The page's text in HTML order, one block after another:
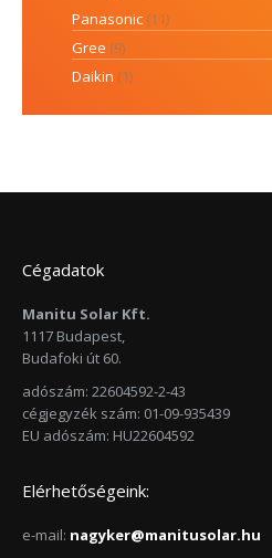
Panasonic (11)
Gree (9)
Daikin (1)
Cégadatok
Manitu Solar Kft.
1117 Budapest,
Budafoki út 60.
adószám: 22604592-2-43
cégjegyzék szám: 01-09-935439
EU adószám: HU22604592
Elérhetőségeink:
e-mail: nagyker@manitusolar.hu